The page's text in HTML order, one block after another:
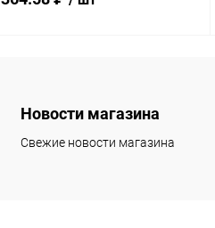
Купить в 1 клик Сравнение
В избранное В наличии
Новости магазина
Свежие новости магазина